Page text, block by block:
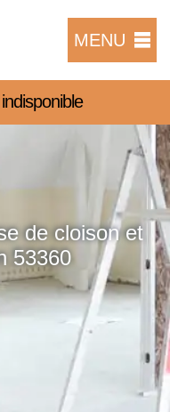
MENU
indisponible
de cloison et
53360